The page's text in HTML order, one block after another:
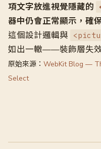
項文字放進視覺隱藏的
器中仍會正常顯示，確
這個設計邏輯與
如出一轍——裝飾層失
原始來源： WebKit Blog —
Select